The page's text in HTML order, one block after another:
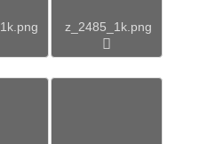
z_2485_1k.png